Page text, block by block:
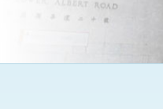
香港與內地相互認可
商事案件判決的安排
關於建立更緊密經